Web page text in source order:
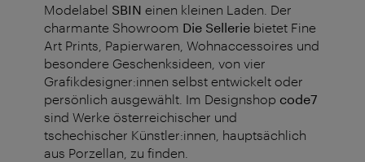
Modelabel SBIN einen kleinen Laden. Der
charmante Showroom Die Sellerie bietet Fine
Art Prints, Papierwaren, Wohnaccessoires und
besondere Geschenksideen, von vier
Grafikdesigner:innen selbst entwickelt oder
persönlich ausgewählt. Im Designshop code7
sind Werke österreichischer und
tschechischer Künstler:innen, hauptsächlich
aus Porzellan, zu finden.